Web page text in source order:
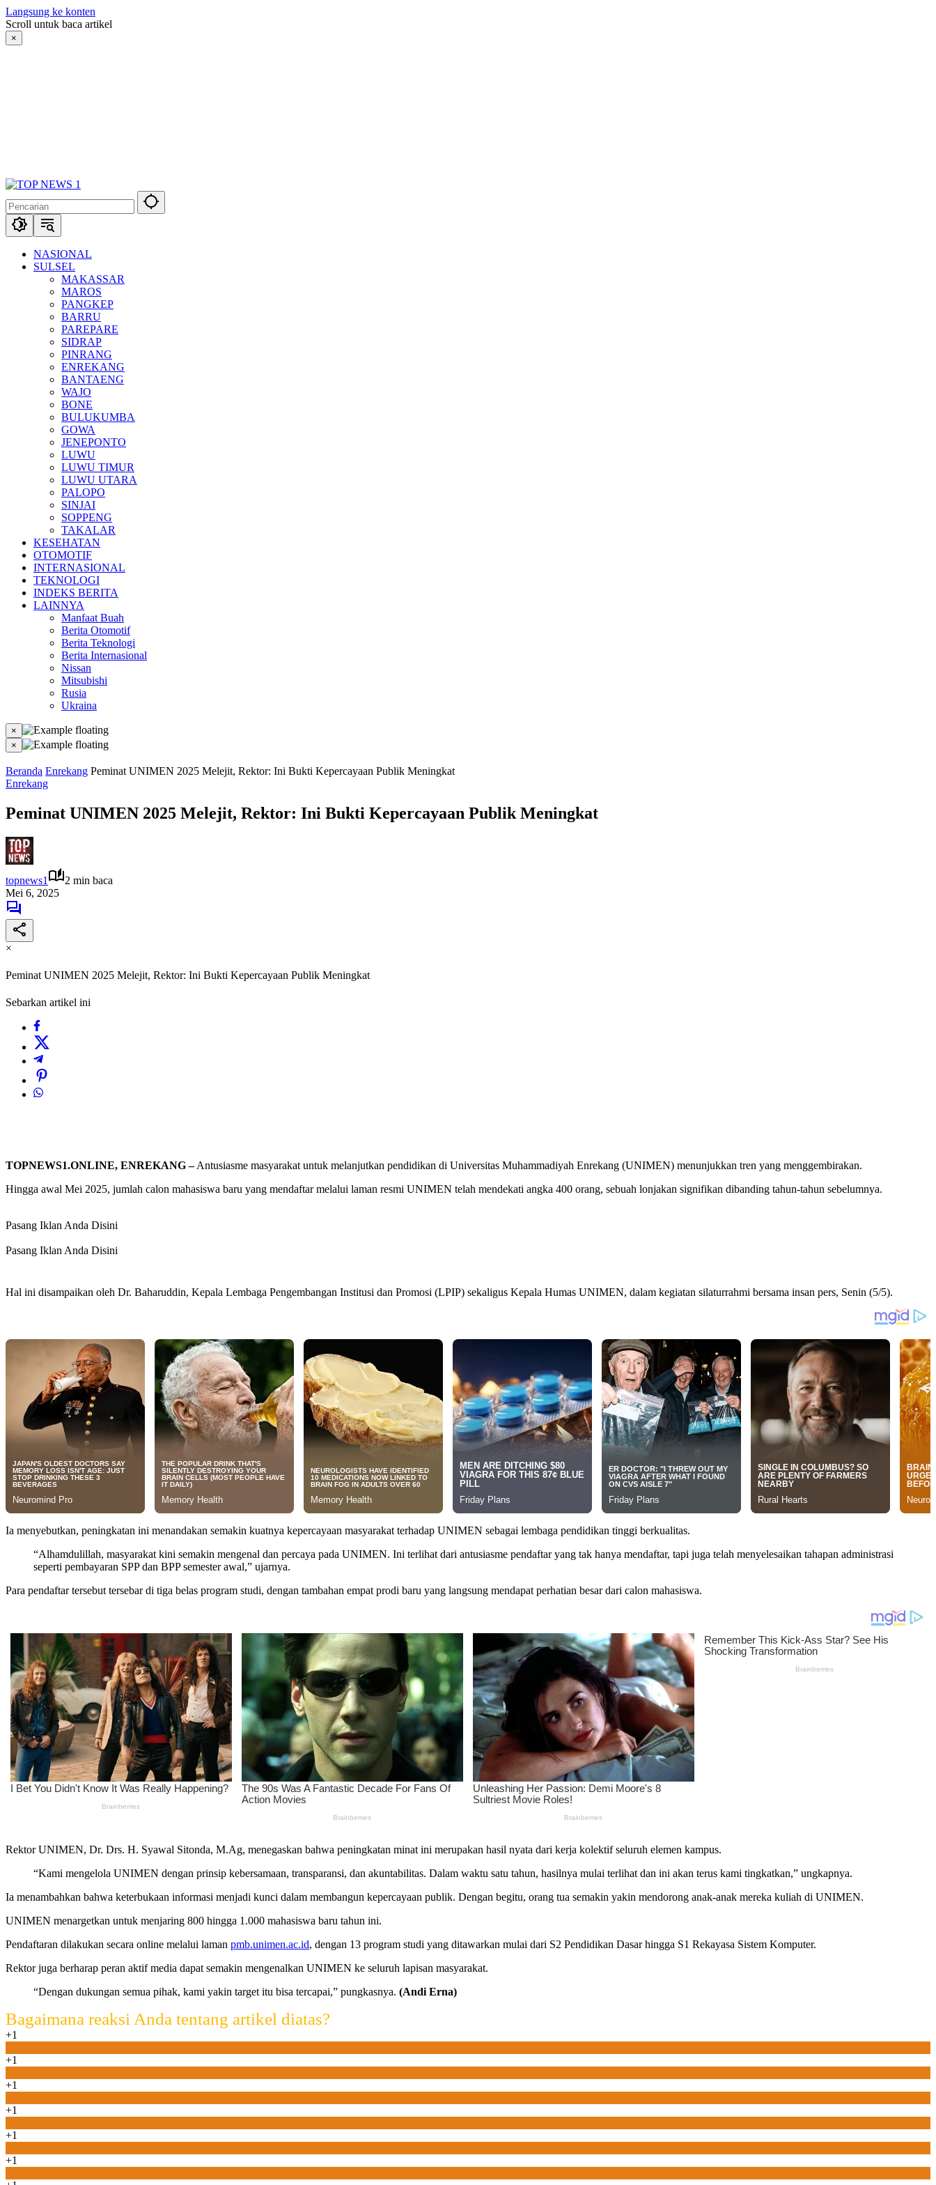
Langsung ke konten
Scroll untuk baca artikel
×
NASIONAL
SULSEL
MAKASSAR
MAROS
PANGKEP
BARRU
PAREPARE
SIDRAP
PINRANG
ENREKANG
BANTAENG
WAJO
BONE
BULUKUMBA
GOWA
JENEPONTO
LUWU
LUWU TIMUR
LUWU UTARA
PALOPO
SINJAI
SOPPENG
TAKALAR
KESEHATAN
OTOMOTIF
INTERNASIONAL
TEKNOLOGI
INDEKS BERITA
LAINNYA
Manfaat Buah
Berita Otomotif
Berita Teknologi
Berita Internasional
Nissan
Mitsubishi
Rusia
Ukraina
×
×
Beranda Enrekang Peminat UNIMEN 2025 Melejit, Rektor: Ini Bukti Kepercayaan Publik Meningkat
Enrekang
Peminat UNIMEN 2025 Melejit, Rektor: Ini Bukti Kepercayaan Publik Meningkat
topnews1
2 min baca
Mei 6, 2025
×
Peminat UNIMEN 2025 Melejit, Rektor: Ini Bukti Kepercayaan Publik Meningkat
Sebarkan artikel ini
TOPNEWS1.ONLINE, ENREKANG –Antusiasme masyarakat untuk melanjutkan pendidikan di Universitas Muhammadiyah Enrekang (UNIMEN) menunjukkan tren yang menggembirakan.
Hingga awal Mei 2025, jumlah calon mahasiswa baru yang mendaftar melalui laman resmi UNIMEN telah mendekati angka 400 orang, sebuah lonjakan signifikan dibanding tahun-tahun sebelumnya.
Pasang Iklan Anda Disini
Pasang Iklan Anda Disini
Hal ini disampaikan oleh Dr. Baharuddin, Kepala Lembaga Pengembangan Institusi dan Promosi (LPIP) sekaligus Kepala Humas UNIMEN, dalam kegiatan silaturrahmi bersama insan pers, Senin (5/5).
Ia menyebutkan, peningkatan ini menandakan semakin kuatnya kepercayaan masyarakat terhadap UNIMEN sebagai lembaga pendidikan tinggi berkualitas.
“Alhamdulillah, masyarakat kini semakin mengenal dan percaya pada UNIMEN. Ini terlihat dari antusiasme pendaftar yang tak hanya mendaftar, tapi juga telah menyelesaikan tahapan administrasi
seperti pembayaran SPP dan BPP semester awal,” ujarnya.
Para pendaftar tersebut tersebar di tiga belas program studi, dengan tambahan empat prodi baru yang langsung mendapat perhatian besar dari calon mahasiswa.
Rektor UNIMEN, Dr. Drs. H. Syawal Sitonda, M.Ag, menegaskan bahwa peningkatan minat ini merupakan hasil nyata dari kerja kolektif seluruh elemen kampus.
“Kami mengelola UNIMEN dengan prinsip kebersamaan, transparansi, dan akuntabilitas. Dalam waktu satu tahun, hasilnya mulai terlihat dan ini akan terus kami tingkatkan,” ungkapnya.
Ia menambahkan bahwa keterbukaan informasi menjadi kunci dalam membangun kepercayaan publik. Dengan begitu, orang tua semakin yakin mendorong anak-anak mereka kuliah di UNIMEN.
UNIMEN menargetkan untuk menjaring 800 hingga 1.000 mahasiswa baru tahun ini.
Pendaftaran dilakukan secara online melalui laman pmb.unimen.ac.id, dengan 13 program studi yang ditawarkan mulai dari S2 Pendidikan Dasar hingga S1 Rekayasa Sistem Komputer.
Rektor juga berharap peran aktif media dapat semakin mengenalkan UNIMEN ke seluruh lapisan masyarakat.
“Dengan dukungan semua pihak, kami yakin target itu bisa tercapai,” pungkasnya. (Andi Erna)
Bagaimana reaksi Anda tentang artikel diatas?
+1
+1
+1
+1
+1
+1